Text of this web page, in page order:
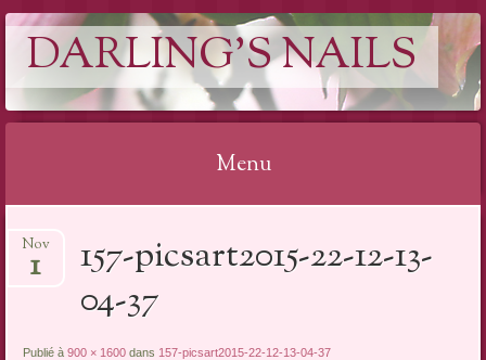
DARLING'S NAILS
Menu
au
157-picsart2015-22-12-13-
04-37
Nov
1
Publié à900 × 1600 dans 157-picsart2015-22-12-13-04-37